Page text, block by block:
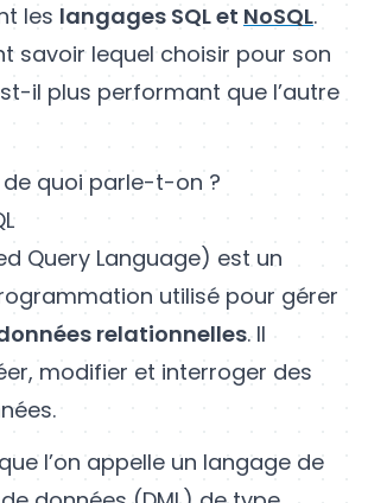
les langages SQL et NoSQL.
savoir lequel choisir pour son
il plus performant que l’autre
de quoi parle-t-on ?
Query Language) est un
utilisé pour gérer
relationnelles. Il
modifier et interroger des
l’on appelle un langage de